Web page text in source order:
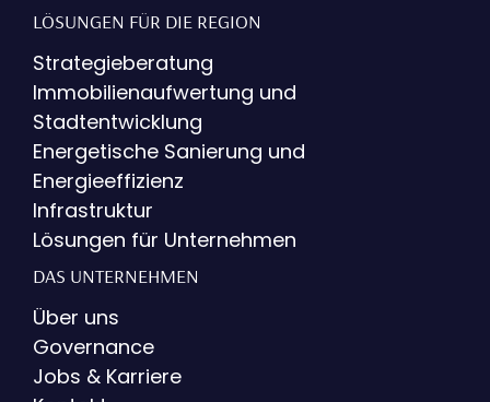
LÖSUNGEN FÜR DIE REGION
Strategieberatung
Immobilienaufwertung und
Stadtentwicklung
Energetische Sanierung und
Energieeffizienz
Infrastruktur
Lösungen für Unternehmen
DAS UNTERNEHMEN
Über uns
Governance
Jobs & Karriere